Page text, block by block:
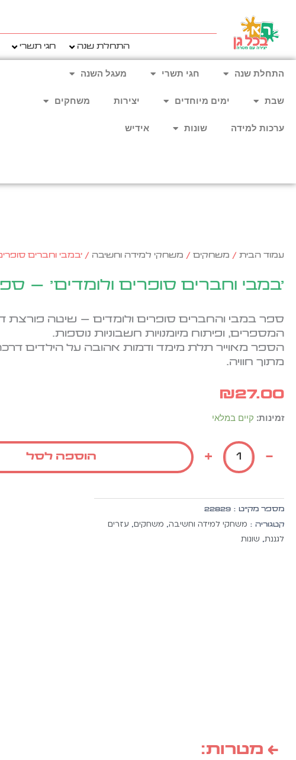
התחלת שנה חגי תשרי
התחלת שנה חגי תשרי מעגל השנה
שבת ימים מיוחדים יצירות משחקים
ערכות למידה שונות אידיש
עמוד הבית / משחקים / משחקי למידה וחשיבה / 'במבי וחברים
'במבי וחברים סופרים ולומדים' –
ספר במבי והחברים סופרים ולומדים – שיטה פורצת
המספרים, ופיתוח מיומנויות חשבוניות נוספות.
הספר מאוייר תלת מימד ודמות אהובה על הילדים
מתוך חוויה.
₪27.00
זמינות: קיים במלאי
-
כמות
'במבי
וחברים
סופרים
+ הוספה לסל
מספר מק״ט : 22829
קטגוריה : משחקי למידה וחשיבה, משחקים, עזרים
לגננת, שונות
← מטרות: